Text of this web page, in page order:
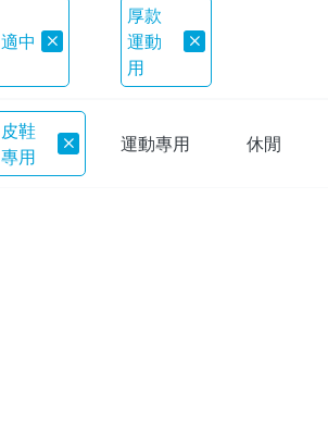
適中
厚款
運動
用
皮鞋
專用
運動專用 休閒